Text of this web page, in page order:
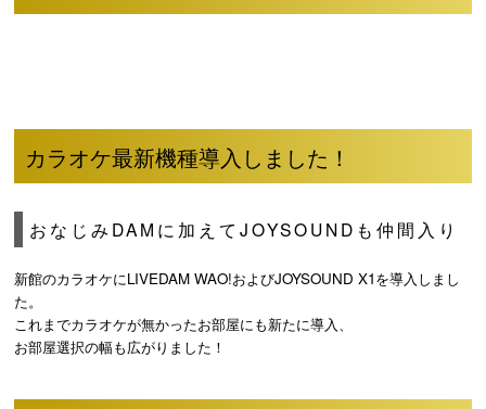
カラオケ最新機種導入しました！
おなじみDAMに加えてJOYSOUNDも仲間入り
新館のカラオケにLIVEDAM WAO!およびJOYSOUND X1を導入しまし
た。
これまでカラオケが無かったお部屋にも新たに導入、
お部屋選択の幅も広がりました！